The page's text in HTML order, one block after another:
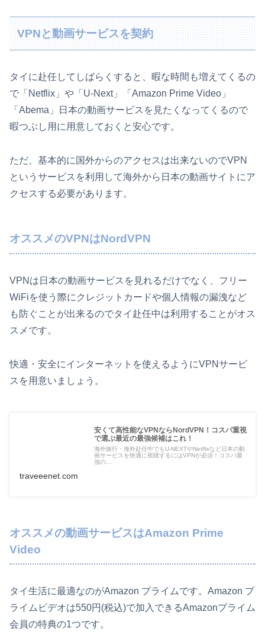
VPNと動画サービスを契約
タイに赴任してしばらくすると、暇な時間も増えてくるの
で「Netflix」や「U-Next」「Amazon Prime Video」
「Abema」日本の動画サービスを見たくなってくるので
暇つぶし用に用意しておくと安心です。
ただ、基本的に国外からのアクセスは出来ないのでVPN
というサービスを利用して海外から日本の動画サイトにア
クセスする必要があります。
オススメのVPNはNordVPN
VPNは日本の動画サービスを見れるだけでなく、フリー
WiFiを使う際にクレジットカードや個人情報の漏洩など
も防ぐことが出来るのでタイ赴任中は利用することがオス
スメです。
快適・安全にインターネットを使えるようにVPNサービ
スを用意いましょう。
安くて高性能なVPNならNordVPN！コスパ重視
で選ぶ最近の最強候補はこれ！
海外旅行・海外赴任中でもU-NEXTやNetflixなど日本の動
画サービスを快適に視聴するにはVPNが必須！コスパ最
強の…
traveeenet.com
オススメの動画サービスはAmazon Prime
Video
タイ生活に最適なのがAmazon プライムです。Amazon プ
ライムビデオは550円(税込)で加入できるAmazonプライム
会員の特典の1つです。